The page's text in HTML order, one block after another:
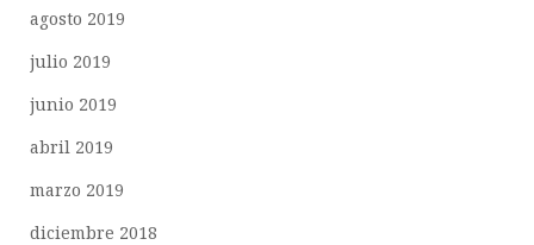
agosto 2019
julio 2019
junio 2019
abril 2019
marzo 2019
diciembre 2018